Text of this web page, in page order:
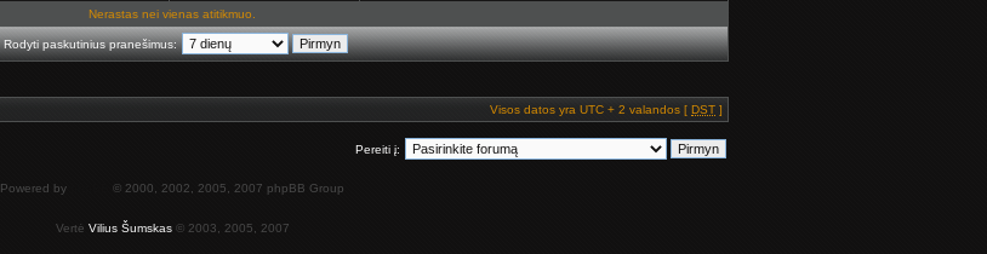
Nerastas nei vienas atitikmuo.
Rodyti paskutinius pranešimus:
Visos datos yra UTC + 2 valandos [ DST ]
Pereiti į:
Powered by © 2000, 2002, 2005, 2007 phpBB Group
Vertė Vilius Šumskas© 2003, 2005, 2007